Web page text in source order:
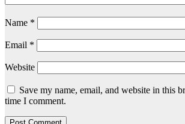
Name *
Email *
Website
Save my name, email, and website in this
time I comment.